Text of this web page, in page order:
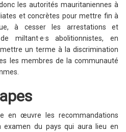
les autorités mauritaniennes à
et concrètes pour mettre fin à
à cesser les arrestations et
miltant·e·s abolitionnistes, en
un terme à la discrimination
les membres de la communauté
en œuvre les recommandations
examen du pays qui aura lieu en